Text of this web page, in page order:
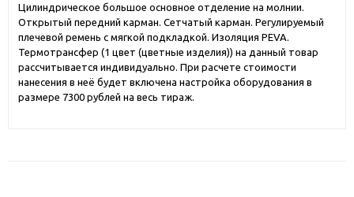
Цилиндрическое большое основное отделение на молнии.
Открытый передний карман. Сетчатый карман. Регулируемый
плечевой ремень с мягкой подкладкой. Изоляция PEVA.
Термотрансфер (1 цвет (цветные изделия)) на данный товар
рассчитывается индивидуально. При расчете стоимости
нанесения в неё будет включена настройка оборудования в
размере 7300 рублей на весь тираж.